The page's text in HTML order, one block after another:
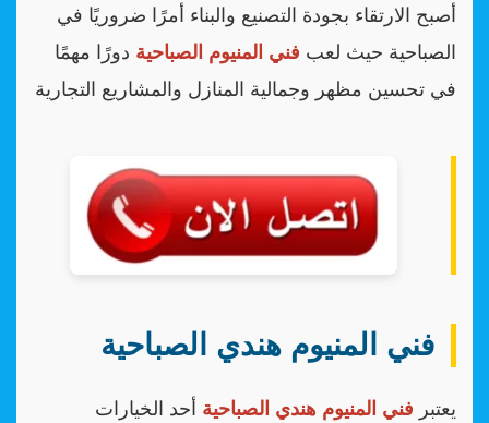
أصبح الارتقاء بجودة التصنيع والبناء أمرًا ضروريًا في
الصباحية حيث لعب فني المنيوم الصباحية دورًا مهمًا
في تحسين مظهر وجمالية المنازل والمشاريع التجارية
فني المنيوم هندي الصباحية
يعتبر فني المنيوم هندي الصباحية أحد الخيارات